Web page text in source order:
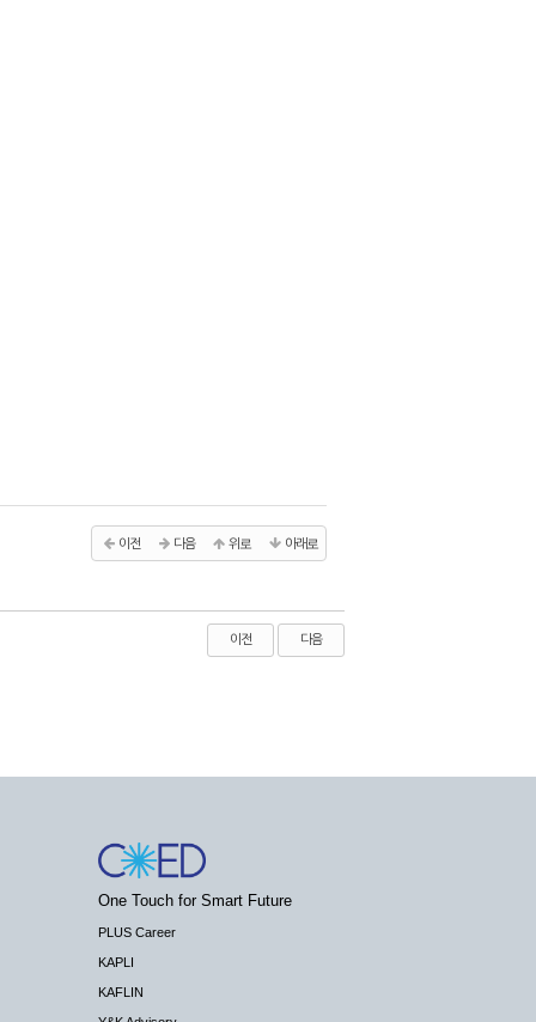
이전 다음 위로 아래로
이전 다음
One Touch for Smart Future
PLUS Career
KAPLI
KAFLIN